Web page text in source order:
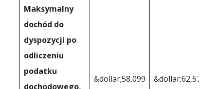
Maksymalny
dochód do
dyspozycji po
odliczeniu
podatku
dochodowego,
&dollar;58,099 &dollar;62,570